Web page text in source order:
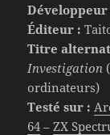
Développeur
Éditeur :
Titre
Investigation
ordinateurs)
Testé sur :
64 –ZX